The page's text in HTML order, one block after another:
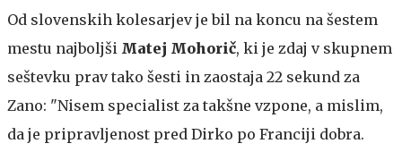
Od slovenskih kolesarjev je bil na koncu na šestem
mestu najboljši Matej Mohorič, ki je zdaj v skupnem
seštevku prav tako šesti in zaostaja 22 sekund za
Zano: "Nisem specialist za takšne vzpone, a mislim,
da je pripravljenost pred Dirko po Franciji dobra.